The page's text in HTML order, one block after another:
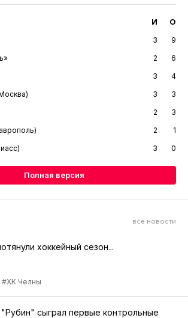
И О
3
9
2
6
3
4
3
3
2
3
2
1
3 0
Полная версия
все новости
хоккейный сезон...
#ХК Челны
сыграл первые контрольные